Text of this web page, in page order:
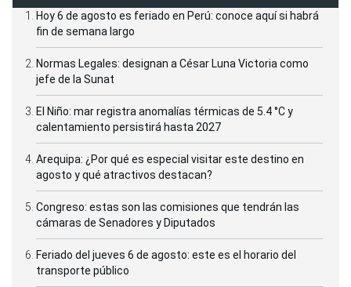
Hoy 6 de agosto es feriado en Perú: conoce aquí si habrá
fin de semana largo
Normas Legales: designan a César Luna Victoria como
jefe de la Sunat
El Niño: mar registra anomalías térmicas de 5.4 °C y
calentamiento persistirá hasta 2027
Arequipa: ¿Por qué es especial visitar este destino en
agosto y qué atractivos destacan?
Congreso: estas son las comisiones que tendrán las
cámaras de Senadores y Diputados
Feriado del jueves 6 de agosto: este es el horario del
transporte público